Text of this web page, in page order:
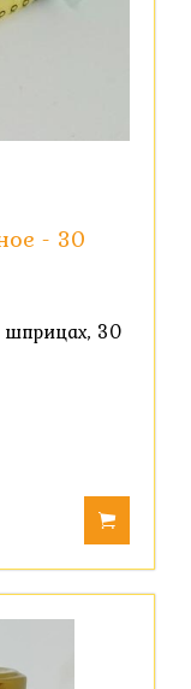
- 30
шприцах, 30